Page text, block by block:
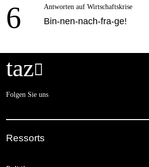
6 Antworten auf Wirtschaftskrise
Bin-nen-nach-fra-ge!
taz
Folgen Sie uns
Ressorts